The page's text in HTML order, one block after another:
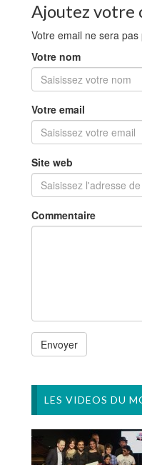
Ajoutez votre
Votre email ne sera pas
Votre nom
Votre email
Site web
Commentaire
LES VIDEOS DU